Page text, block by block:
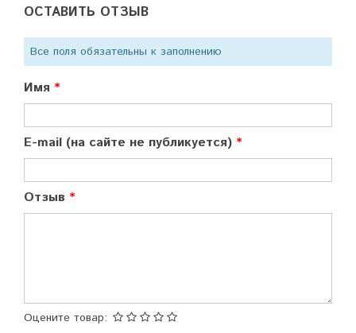
ОСТАВИТЬ ОТЗЫВ
Все поля обязательны к заполнению
Имя
E-mail (на сайте не публикуется)
Отзыв
Оцените товар: